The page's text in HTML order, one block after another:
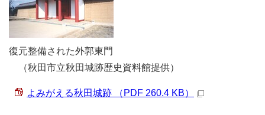
復元整備された外郭東門
（秋田市立秋田城跡歴史資料館提供）
よみがえる秋田城跡 （PDF 260.4 KB）